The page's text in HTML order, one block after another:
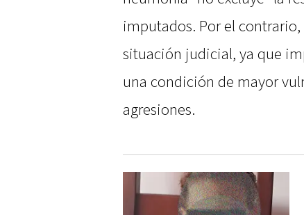
imputados. Por el
situación judicial, ya que
una condición de mayor
agresiones.